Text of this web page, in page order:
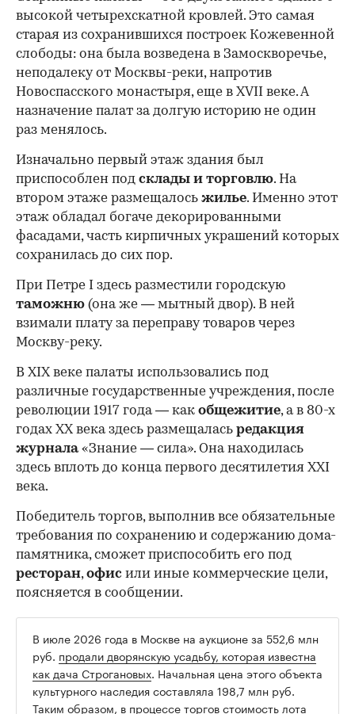
высокой четырехскатной кровлей. Это самая
старая из сохранившихся построек Кожевенной
слободы: она была возведена в Замоскворечье,
неподалеку от Москвы-реки, напротив
Новоспасского монастыря, еще в XVII веке. А
назначение палат за долгую историю не один
раз менялось.
Изначально первый этаж здания был
приспособлен под склады и торговлю. На
втором этаже размещалось жилье. Именно этот
этаж обладал богаче декорированными
фасадами, часть кирпичных украшений которых
сохранилась до сих пор.
При Петре I здесь разместили городскую
таможню (она же — мытный двор). В ней
взимали плату за переправу товаров через
Москву-реку.
В XIX веке палаты использовались под
различные государственные учреждения, после
революции 1917 года — как общежитие, а в 80-х
годах XX века здесь размещалась редакция
журнала«Знание — сила». Она находилась
здесь вплоть до конца первого десятилетия XXI
века.
Победитель торгов, выполнив все обязательные
требования по сохранению и содержанию дома-
памятника, сможет приспособить его под
ресторан,офис или иные коммерческие цели,
поясняется в сообщении.
В июле 2026 года в Москве на аукционе за 552,6 млн
руб. продали дворянскую усадьбу, которая известна
как дача Строгановых. Начальная цена этого объекта
культурного наследия составляла 198,7 млн руб.
Таким образом, в процессе торгов стоимость лота